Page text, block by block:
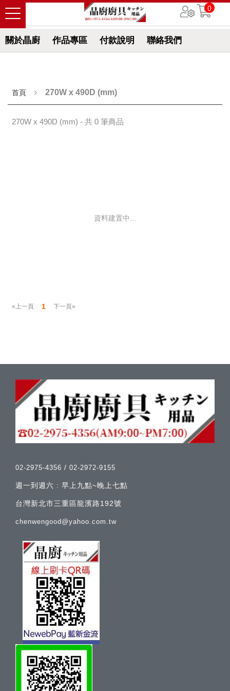
關於晶廚 作品專區 付款說明 聯絡我們
0
首頁 270W x 490D (mm)
270W x 490D (mm) - 共 0 筆商品
資料建置中...
«上一頁 1 下一頁»
02-2975-4356 / 02-2972-9155
週一到週六 : 早上九點~晚上七點
台灣新北市三重區龍濱路192號
chenwengood@yahoo.com.tw